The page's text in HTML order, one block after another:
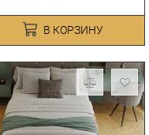
В КОРЗИНУ